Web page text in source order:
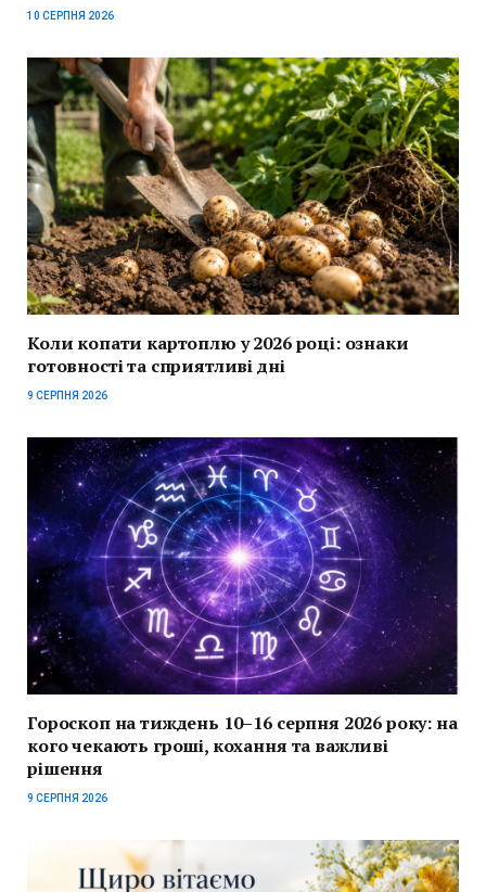
10 СЕРПНЯ 2026
Коли копати картоплю у 2026 році: ознаки
готовності та сприятливі дні
9 СЕРПНЯ 2026
Гороскоп на тиждень 10–16 серпня 2026 року: на
кого чекають гроші, кохання та важливі
рішення
9 СЕРПНЯ 2026